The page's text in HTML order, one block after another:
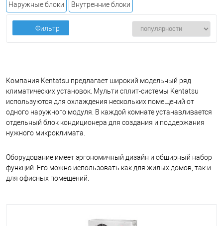
Наружные блоки Внутренние блоки
Фильтр
Компания Kentatsu предлагает широкий модельный ряд
климатических установок. Мульти сплит-системы Kentatsu
используются для охлаждения нескольких помещений от
одного наружного модуля. В каждой комнате устанавливается
отдельный блок кондиционера для создания и поддержания
нужного микроклимата.
Оборудование имеет эргономичный дизайн и обширный набор
функций. Его можно использовать как для жилых домов, так и
для офисных помещений.